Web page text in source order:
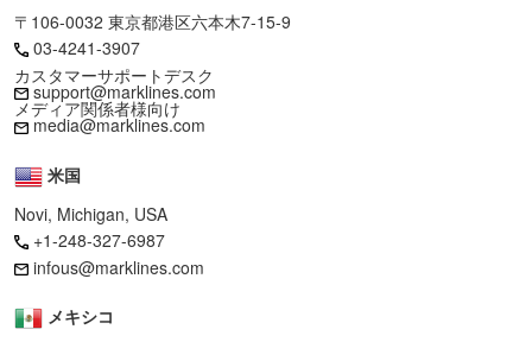
〒106-0032 東京都港区六本木7-15-9
03-4241-3907
カスタマーサポートデスク
support@marklines.com
メディア関係者様向け
media@marklines.com
米国
Novi, Michigan, USA
+1-248-327-6987
infous@marklines.com
メキシコ